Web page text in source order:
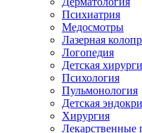
Психиатрия
Медосмотры
Лазерная
Логопедия
Детская
Психология
Пульмонология
Детская
Хирургия
Лекарственные